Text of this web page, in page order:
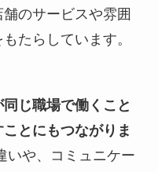
のサービスや雰囲
たらしています。
じ職場で働くこと
とにもつながりま
いや、コミュニケー